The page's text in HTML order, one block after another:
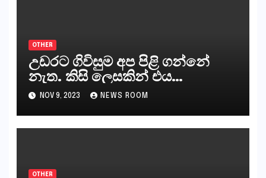
OTHER
උඩරට ගිවිසුම අප පිළි ගන්නේ
නැත. කිසි ලෙසකින් එය
නීත්‍යානුකූල ලියවිල්ලක් නො වේ.
සිංහල ප්‍රතිපත්ති කේන්ද්‍රයෙන්
ජනාධිපති දැන් වූ ලිපියෙන්
NOV 9, 2023 NEWS ROOM
OTHER